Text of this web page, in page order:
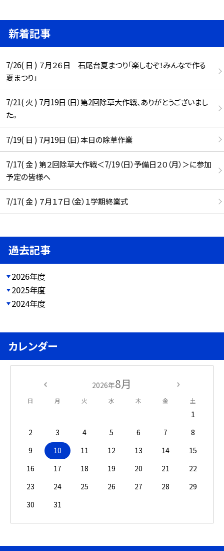
新着記事
7/26( 日 ) ７月２６日 石尾台夏まつり「楽しむぞ！みんなで作る
夏まつり」
7/21( 火 ) 7月19日（日）第2回除草大作戦、ありがとうございまし
た。
7/19( 日 ) 7月19日（日）本日の除草作業
7/17( 金 ) 第２回除草大作戦＜7/19（日）予備日２０（月）＞に参加
予定の皆様へ
7/17( 金 ) ７月１７日（金）１学期終業式
過去記事
2026年度
2025年度
2024年度
カレンダー
2026年8月
日 月 火 水 木 金 土
1
2
3 4 5 6 7
8
9
10 11 12 13 14
15
16
17 18 19 20 21
22
23
24 25 26 27 28
29
30
31